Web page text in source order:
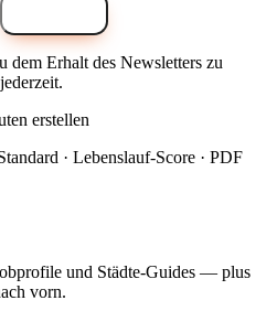
dem Erhalt des Newsletters zu
erstellen
· Lebenslauf-Score · PDF
und Städte-Guides — plus
vorn.